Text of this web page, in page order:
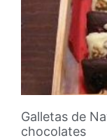
Galletas de
chocolates